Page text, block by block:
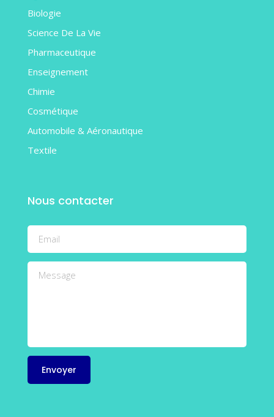
Biologie
Science De La Vie
Pharmaceutique
Enseignement
Chimie
Cosmétique
Automobile & Aéronautique
Textile
Nous contacter